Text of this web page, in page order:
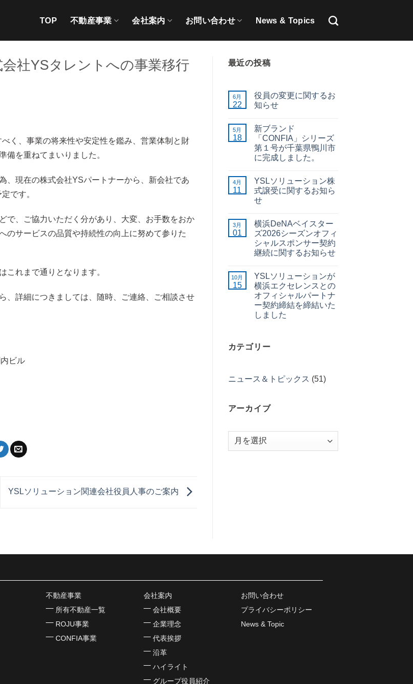
TOP 不動産事業 会社案内 お問い合わせ News & Topics
社YSタレントへの事業移行
く、事業の将来性や安定性を鑑み、営業体制と財
備を重ねてまいりました。
、現在の株式会社YSパートナーから、新会社であ
です。
で、ご協力いただく分があり、大変、お手数をおか
のサービスの品質や持続性の向上に努めて参りた
これまで通りとなります。
、詳細につきましては、随時、ご連絡、ご相談させ
ビル
YSLソリューション関連会社役員人事のご案内
最近の投稿
22
6月
役員の変更に関するお
知らせ
18
5月
新ブランド
「CONFIA」シリーズ
第１号が千葉県鴨川市
に完成しました。
11
4月
YSLソリューション株
式譲受に関するお知ら
せ
01
3月
横浜DeNAベイスター
ズ2026シーズンオフィ
シャルスポンサー契約
継続に関するお知らせ
15
10月
YSLソリューションが
横浜エクセレンスとの
オフィシャルパートナ
ー契約締結を締結いた
しました
カテゴリー
ニュース＆トピックス (51)
アーカイブ
ー
不動産事業
所有不動産一覧
ROJU事業
CONFIA事業
会社案内
会社概要
企業理念
代表挨拶
沿革
ハイライト
グループ役員紹介
お問い合わせ
プライバシーポリシー
News & Topic